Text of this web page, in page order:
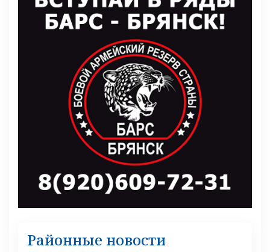
Районные новости